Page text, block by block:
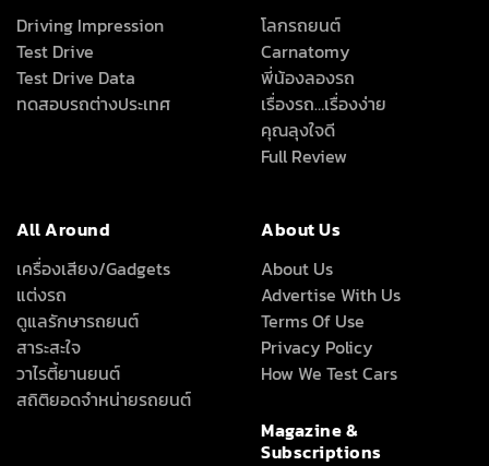
Driving Impression
Test Drive
Test Drive Data
ทดสอบรถต่างประเทศ
โลกรถยนต์
Carnatomy
พี่น้องลองรถ
เรื่องรถ…เรื่องง่าย
คุณลุงใจดี
Full Review
All Around
เครื่องเสียง/Gadgets
แต่งรถ
ดูแลรักษารถยนต์
สาระสะใจ
วาไรตี้ยานยนต์
สถิติยอดจำหน่ายรถยนต์
About Us
About Us
Advertise With Us
Terms Of Use
Privacy Policy
How We Test Cars
Magazine &
Subscriptions